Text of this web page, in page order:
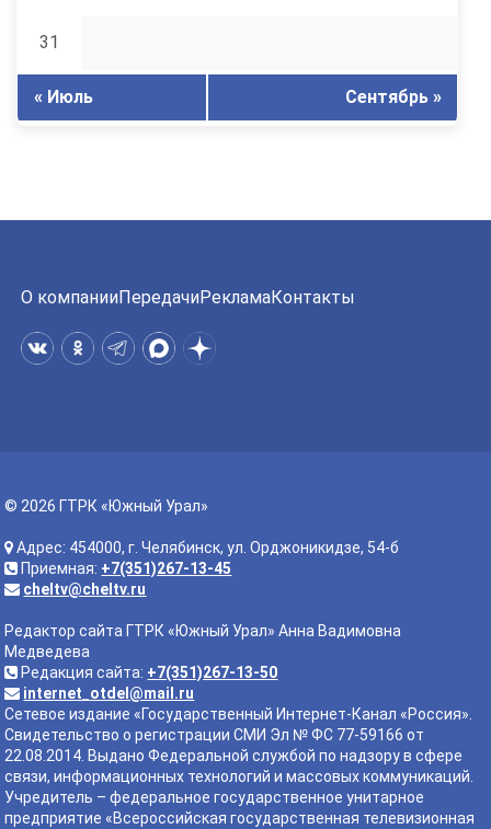
31
« Июль Сентябрь »
О компанииПередачиРекламаКонтакты
© 2026 ГТРК «Южный Урал»
Адрес: 454000, г. Челябинск, ул. Орджоникидзе, 54-б
Приемная: +7(351)267-13-45
cheltv@cheltv.ru
Редактор сайта ГТРК «Южный Урал» Анна Вадимовна
Медведева
Редакция сайта: +7(351)267-13-50
internet_otdel@mail.ru
Сетевое издание «Государственный Интернет-Канал «Россия».
Свидетельство о регистрации СМИ Эл № ФС 77-59166 от
22.08.2014. Выдано Федеральной службой по надзору в сфере
связи, информационных технологий и массовых коммуникаций.
Учредитель – федеральное государственное унитарное
предприятие «Всероссийская государственная телевизионная